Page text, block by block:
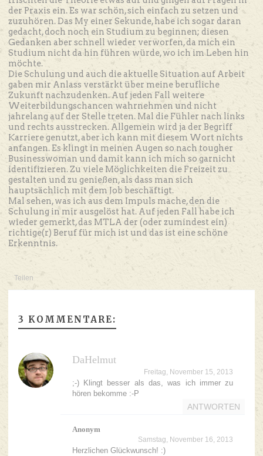
der Praxis ein. Es war schön, sich einfach zu setzen und
zuzuhören. Das My einer Sekunde, habe ich sogar daran
gedacht, doch noch ein Studium zu beginnen; diesen
Gedanken aber schnell wieder verworfen, da mich ein
Studium nicht da hin führen würde, wo ich im Leben hin
möchte.
Die Schulung und auch die aktuelle Situation auf Arbeit
gaben mir Anlass verstärkt über meine berufliche
Zukunft nachzudenken. Auf jeden Fall weitere
Weiterbildungschancen wahrnehmen und nicht
jahrelang auf der Stelle treten. Mal die Fühler nach links
und rechts ausstrecken. Allgemein wird ja der Begriff
Karriere genutzt, aber ich kann mit diesem Wort nichts
anfangen. Es klingt in meinen Augen so nach tougher
Businesswoman und damit kann ich mich so garnicht
identifizieren. Zu viele Möglichkeiten die Freizeit zu
gestalten und zu genießen, als dass man sich
hauptsächlich mit dem Job beschäftigt.
Mal sehen, was ich aus dem Impuls mache, den die
Schulung in mir ausgelöst hat. Auf jeden Fall habe ich
wieder gemerkt, das MTLA der (oder zumindest ein)
richtige(r) Beruf für mich ist und das ist eine schöne
Erkenntnis.
Teilen
3 KOMMENTARE:
DaHelmut
Freitag, November 15, 2013
;-) Klingt besser als das, was ich immer zu
hören bekomme :-P
ANTWORTEN
Anonym
Samstag, November 16, 2013
Herzlichen Glückwunsch! :)